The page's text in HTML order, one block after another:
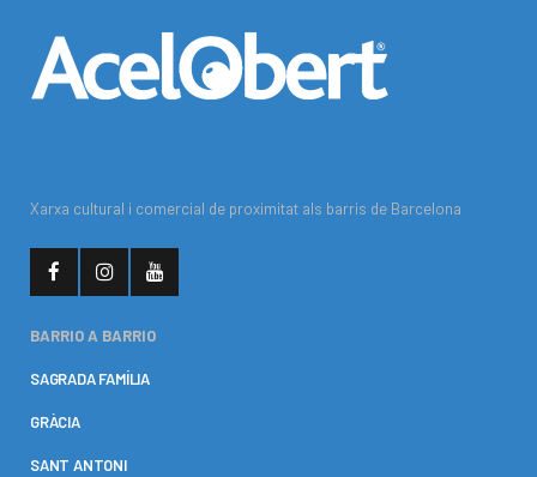
Xarxa cultural i comercial de proximitat als barris de Barcelona
BARRIO A BARRIO
SAGRADA FAMÍLIA
GRÀCIA
SANT ANTONI